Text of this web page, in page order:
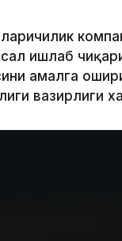
ишлаб
амалга
вазирлиги